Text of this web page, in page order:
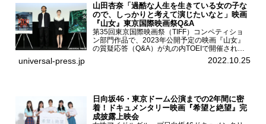
山田杏奈「過酷な人生を生きている女の子な
ので、しっかりと考えて演じたいなと」映画
『山女』東京国際映画祭Q&A
第35回東京国際映画祭（TIFF）コンペティショ
ン部門作品で、2023年公開予定の映画『山女』
の質疑応答（Q&A）が丸の内TOEIで開催され、
主演を務めた女優の山田杏奈、監督の福永壮志が
登壇。本作について語った。映画『山女』第35
universal-press.jp 2022.10.25
日向坂46・東京ドーム公演までの2年間に密
着！ドキュメンタリー映画『希望と絶望』完
成披露上映会